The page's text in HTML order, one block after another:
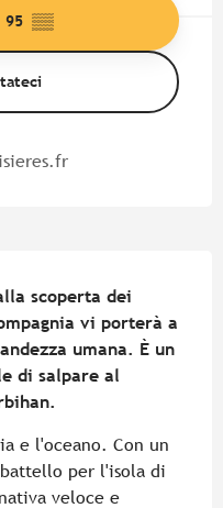
95 ▒▒
scoperta dei
vi porterà a
umana. È un
di salpare al
e l'oceano. Con un
battello per l'isola di
veloce e